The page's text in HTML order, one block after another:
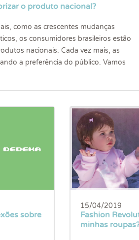
o produto nacional?
como as crescentes mudanças
os consumidores brasileiros estão
nacionais. Cada vez mais, as
a preferência do público. Vamos
sobre
15/04/2019
Fashion
minhas